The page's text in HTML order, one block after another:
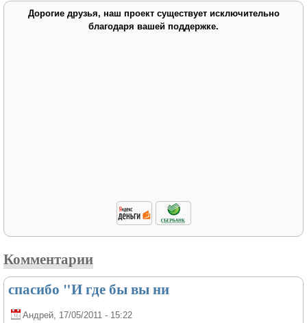
Дорогие друзья, наш проект существует исключительно
благодаря вашей поддержке.
Комментарии
спасибо "И где бы вы ни
Андрей, 17/05/2011 - 15:22